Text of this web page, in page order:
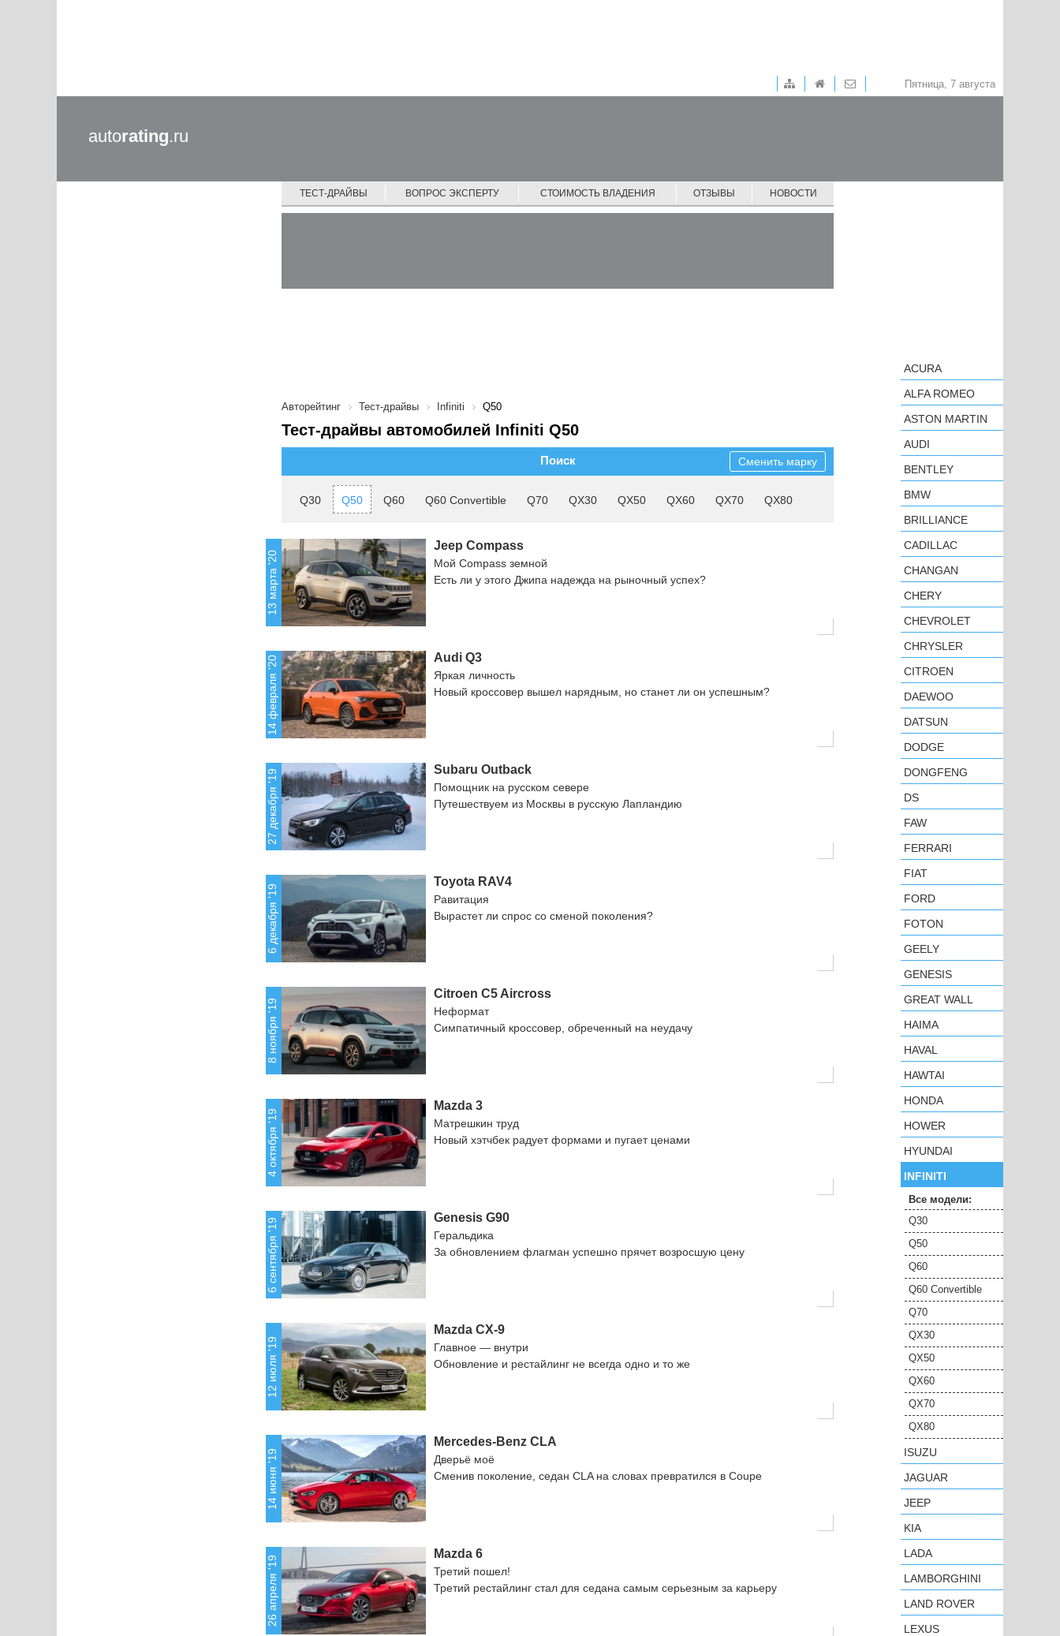
Пятница, 7 августа
autorating.ru
ТЕСТ-ДРАЙВЫ ВОПРОС ЭКСПЕРТУ СТОИМОСТЬ ВЛАДЕНИЯ ОТЗЫВЫ НОВОСТИ
Авторейтинг Тест-драйвы Infiniti Q50
Тест-драйвы автомобилей Infiniti Q50
Поиск Сменить марку
Q30 Q50 Q60 Q60 Convertible Q70 QX30 QX50 QX60 QX70 QX80
13 марта '20
Jeep Compass
Мой Compass земной
Есть ли у этого Джипа надежда на рыночный успех?
14 февраля '20 Audi Q3
Яркая личность
Новый кроссовер вышел нарядным, но станет ли он успешным?
27 декабря '19 Subaru Outback
Помощник на русском севере
Путешествуем из Москвы в русскую Лапландию
6 декабря '19
Toyota RAV4
Равитация
Вырастет ли спрос со сменой поколения?
8 ноября '19
Citroen C5 Aircross
Неформат
Симпатичный кроссовер, обреченный на неудачу
4 октября '19
Mazda 3
Матрешкин труд
Новый хэтчбек радует формами и пугает ценами
6 сентября '19 Genesis G90
Геральдика
За обновлением флагман успешно прячет возросшую цену
12 июля '19
Mazda CX-9
Главное — внутри
Обновление и рестайлинг не всегда одно и то же
14 июня '19
Mercedes-Benz CLA
Дверьё моё
Сменив поколение, седан CLA на словах превратился в Coupe
26 апреля '19
Mazda 6
Третий пошел!
Третий рестайлинг стал для седана самым серьезным за карьеру
ACURA
ALFA ROMEO
ASTON MARTIN
AUDI
BENTLEY
BMW
BRILLIANCE
CADILLAC
CHANGAN
CHERY
CHEVROLET
CHRYSLER
CITROEN
DAEWOO
DATSUN
DODGE
DONGFENG
DS
FAW
FERRARI
FIAT
FORD
FOTON
GEELY
GENESIS
GREAT WALL
HAIMA
HAVAL
HAWTAI
HONDA
HOWER
HYUNDAI
INFINITI
Все модели:
Q30
Q50
Q60
Q60 Convertible
Q70
QX30
QX50
QX60
QX70
QX80
ISUZU
JAGUAR
JEEP
KIA
LADA
LAMBORGHINI
LAND ROVER
LEXUS